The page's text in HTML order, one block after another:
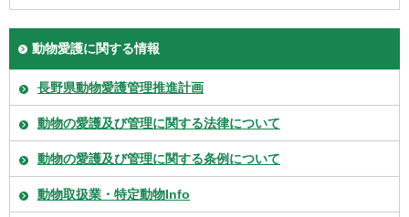
動物愛護に関する情報
長野県動物愛護管理推進計画
動物の愛護及び管理に関する法律について
動物の愛護及び管理に関する条例について
動物取扱業・特定動物Info